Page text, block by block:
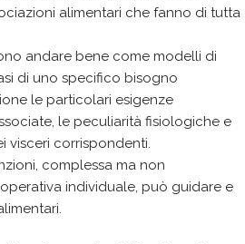
alimentari che fanno di tutta
andare bene come modelli di
di uno specifico bisogno
le particolari esigenze
le peculiarità fisiologiche e
visceri corrispondenti.
complessa ma non
individuale, può guidare e